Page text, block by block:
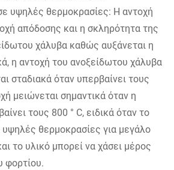
υψηλές θερμοκρασίες: Η αντοχή
απόδοσης και η σκληρότητα της
χάλυβα καθώς αυξάνεται η
η αντοχή του ανοξείδωτου χάλυβα
σταδιακά όταν υπερβαίνει τους
μειώνεται σημαντικά όταν η
τους 800 ° C, ειδικά όταν το
υψηλές θερμοκρασίες για μεγάλο
το υλικό μπορεί να χάσει μέρος
φορτίου.